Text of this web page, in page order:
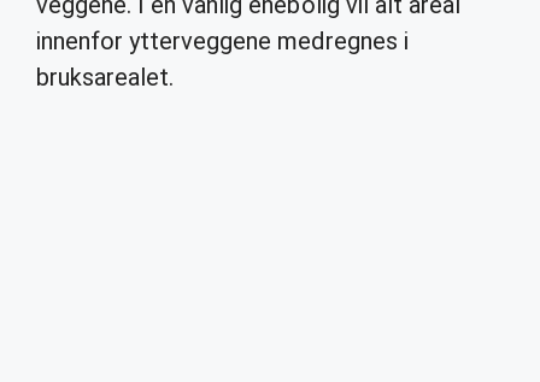
innenfor ytterveggene medregnes i
bruksarealet.